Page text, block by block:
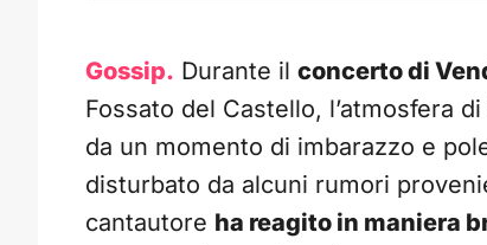
Gossip. Durante il concerto di
Fossato del Castello, l’atmosfera
da un momento di imbarazzo e
disturbato da alcuni rumori
cantautore ha reagito in maniera